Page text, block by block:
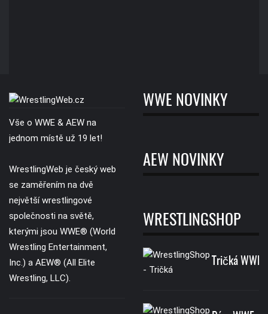
Vše o WWE & AEW na
jednom místě už 19 let!
WrestlingWeb je český web
se zaměřením na dvě
největší wrestlingové
společnosti na světě,
kterými jsou WWE® (World
Wrestling Entertainment,
Inc.) a AEW® (All Elite
Wrestling, LLC).
WWE NOVINKY
AEW NOVINKY
WRESTLINGSHOP
Tričká WWE